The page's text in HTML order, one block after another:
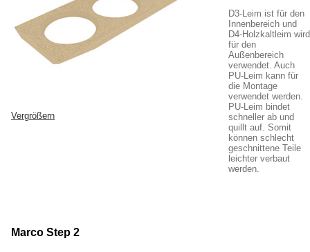
Vergrößern
D3-Leim ist für den
Innenbereich und
D4-Holzkaltleim wird
für den
Außenbereich
verwendet. Auch
PU-Leim kann für
die Montage
verwendet werden.
PU-Leim bindet
schneller ab und
quillt auf. Somit
können schlecht
geschnittene Teile
leichter verbaut
werden.
Marco Step 2